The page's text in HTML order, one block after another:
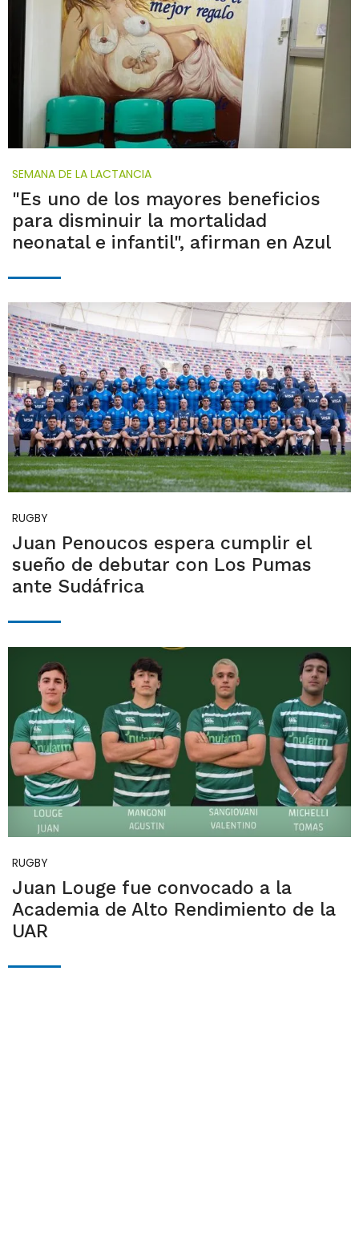
SEMANA DE LA LACTANCIA
"Es uno de los mayores beneficios
para disminuir la mortalidad
neonatal e infantil", afirman en Azul
RUGBY
Juan Penoucos espera cumplir el
sueño de debutar con Los Pumas
ante Sudáfrica
RUGBY
Juan Louge fue convocado a la
Academia de Alto Rendimiento de la
UAR